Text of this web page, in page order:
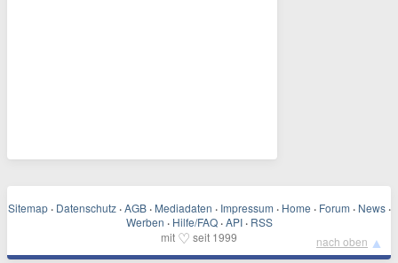
Sitemap · Datenschutz · AGB · Mediadaten · Impressum · Home · Forum · News ·
Werben · Hilfe/FAQ · API · RSS
mit ♡ seit 1999 nach oben ▲